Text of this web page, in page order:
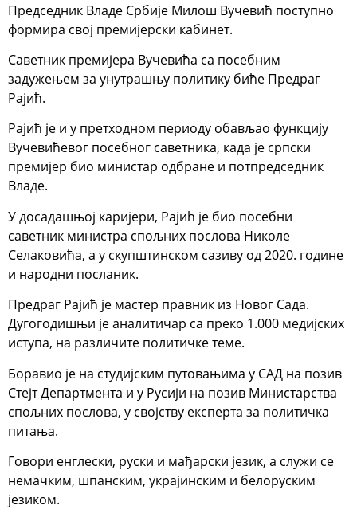
Председник Владе Србије Милош Вучевић поступно
формира свој премијерски кабинет.
Саветник премијера Вучевића са посебним
задужењем за унутрашњу политику биће Предраг
Рајић.
Рајић је и у претходном периоду обављао функцију
Вучевићевог посебног саветника, када је српски
премијер био министар одбране и потпредседник
Владе.
У досадашњој каријери, Рајић је био посебни
саветник министра спољних послова Николе
Селаковића, а у скупштинском сазиву од 2020. године
и народни посланик.
Предраг Рајић је мастер правник из Новог Сада.
Дугогодишњи је аналитичар са преко 1.000 медијских
иступа, на различите политичке теме.
Боравио је на студијским путовањима у САД на позив
Стејт Департмента и у Русији на позив Министарства
спољних послова, у својству експерта за политичка
питања.
Говори енглески, руски и мађарски језик, а служи се
немачким, шпанским, украјинским и белоруским
језиком.